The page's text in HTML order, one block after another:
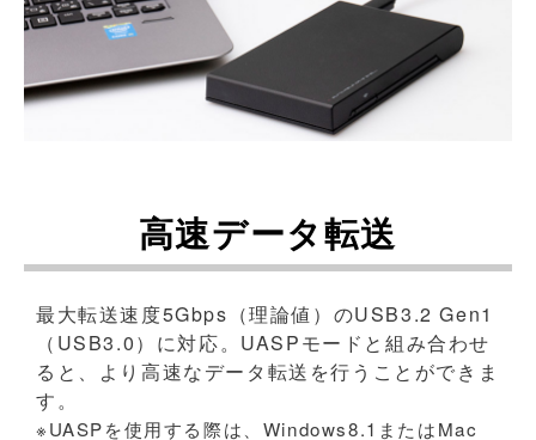
高速データ転送
最大転送速度5Gbps（理論値）のUSB3.2 Gen1
（USB3.0）に対応。UASPモードと組み合わせ
ると、より高速なデータ転送を行うことができま
す。
※UASPを使用する際は、Windows8.1またはMac